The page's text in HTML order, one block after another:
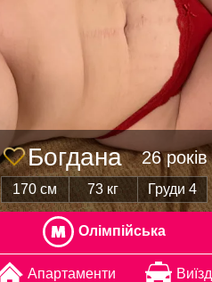
Богдана 26 років
170 см 73 кг Груди 4
Олімпійська
Апартаменти Виїзд